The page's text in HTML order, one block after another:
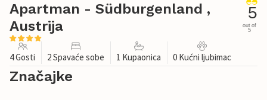
Apartman - Südburgenland ,
Austrija
5
out of
5
4 Gosti 2 Spavaće sobe 1 Kupaonica 0 Kućni ljubimac
Značajke